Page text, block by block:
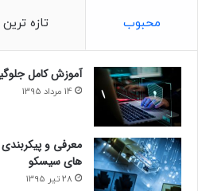
محبوب تازه ترین
آموزش کامل
14 مرداد 1395
های سیسکو
28 تیر 1395